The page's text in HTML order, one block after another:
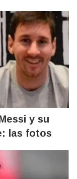
y su
las fotos